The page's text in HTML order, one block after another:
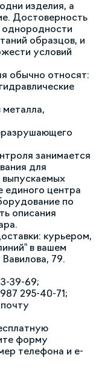
изделия, а
Достоверность
однородности
образцов, и
условий
обычно относят:
занимается
для
выпускаемых
единого центра
по
описания
курьером,
в вашем
79.
39-69;
295-40-71;
форму
телефона и e-